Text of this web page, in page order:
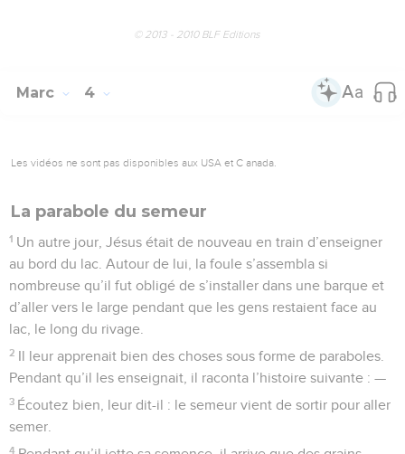
© 2013 - 2010 BLF Editions
Marc 4
Les vidéos ne sont pas disponibles aux USA et C anada.
La parabole du semeur
1 Un autre jour, Jésus était de nouveau en train d’enseigner
au bord du lac. Autour de lui, la foule s’assembla si
nombreuse qu’il fut obligé de s’installer dans une barque et
d’aller vers le large pendant que les gens restaient face au
lac, le long du rivage.
2 Il leur apprenait bien des choses sous forme de paraboles.
Pendant qu’il les enseignait, il raconta l’histoire suivante : —
3 Écoutez bien, leur dit-il : le semeur vient de sortir pour aller
semer.
4